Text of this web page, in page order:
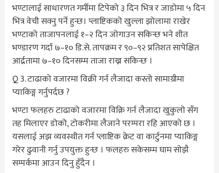
भण्टालाई साधारणत गर्मीमा टिपेको ३ दिन भित्र र जाडोमा ५ दिन
भित्र वेची सक्नु पर्ने हुन्छ। प्लाष्टिकको खुल्ला झोलामा राखेर
भण्टाको ताजापनलाई १–२ दिन जोगाउन सकिन्छ भने शीत
भण्डारण गर्दा ७–१० डि.से. तापक्रम र ९०–९२ प्रतिशत सापेक्षित
आर्द्रतामा ७–१० दिनसम्म ताजा राख्न सकिन्छ ।
Q 3. टाढाको वजारमा विक्री गर्न लैजादा कस्तो सामाग्रीमा
प्याकिङ्ग गर्नुपर्दछ ?
भण्टा फलहरु टाढाको वजारमा विक्रि गर्न लैजादा खुकुलो सँग
तह मिलाएर डोको, टोकरीमा लैजाने परम्परा रहि आएको छ ।
यसलाई अझ व्यवस्थीत गर्न प्लाष्टिक क्रेट वा कार्टुनमा प्याकिङ्ग
गरेर ढुवानी गर्नु उपयुक्त हुन्छ । फलहरु सकेसम्म घाम सोझै
सम्पर्कमा आउन दिनु हुँदैन ।